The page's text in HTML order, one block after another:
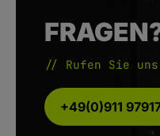
// Rufen Sie
+49(0)911